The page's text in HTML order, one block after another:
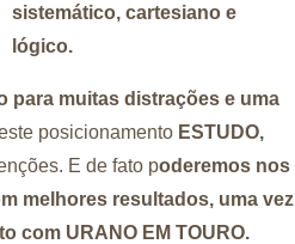
sistemático, cartesiano e
lógico.
para muitas distrações e uma
posicionamento ESTUDO,
E de fato poderemos nos
melhores resultados, uma vez
com URANO EM TOURO.